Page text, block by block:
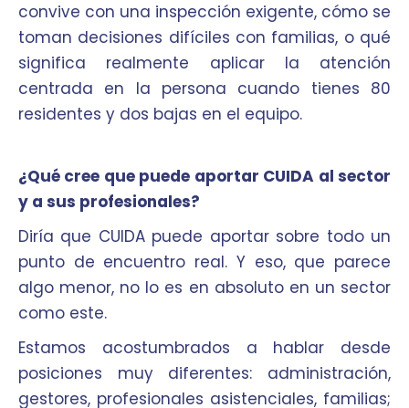
convive con una inspección exigente, cómo se
toman decisiones difíciles con familias, o qué
significa realmente aplicar la atención
centrada en la persona cuando tienes 80
residentes y dos bajas en el equipo.
¿Qué cree que puede aportar CUIDA al sector
y a sus profesionales?
Diría que CUIDA puede aportar sobre todo un
punto de encuentro real. Y eso, que parece
algo menor, no lo es en absoluto en un sector
como este.
Estamos acostumbrados a hablar desde
posiciones muy diferentes: administración,
gestores, profesionales asistenciales, familias;